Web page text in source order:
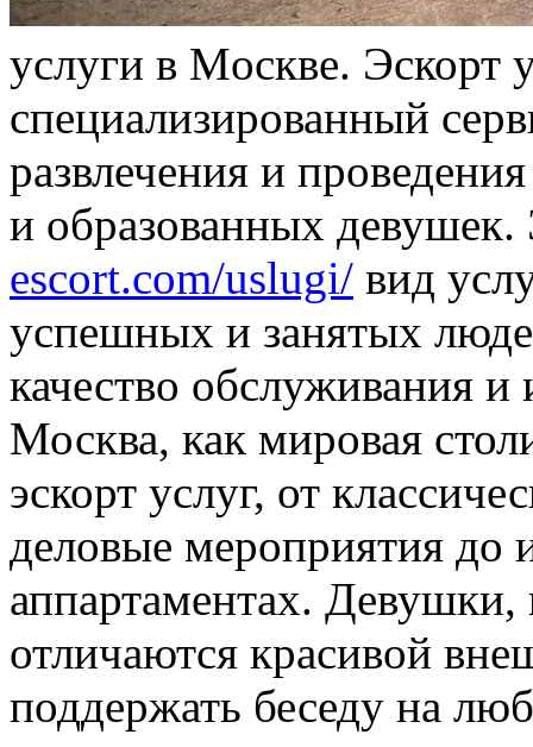
услуги в Мoсквe. Эскорт
специализированный
развлечения и
и образованных
escort.com/uslugi/ вид
успешных и занятых
качество обслуживания
Москва, как мировая
эскорт услуг, от
деловые мероприятия
аппартаментах.
отличаются красивой
поддержать беседу на